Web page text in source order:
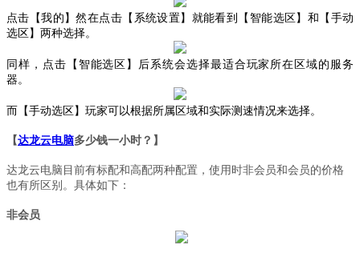
点击【我的】然在点击【系统设置】就能看到【智能选区】和【手动
选区】两种选择。
同样，点击【智能选区】后系统会选择最适合玩家所在区域的服务
器。
而【手动选区】玩家可以根据所属区域和实际测速情况来选择。
【达龙云电脑多少钱一小时？】
达龙云电脑目前有标配和高配两种配置，使用时非会员和会员的价格
也有所区别。具体如下：
非会员